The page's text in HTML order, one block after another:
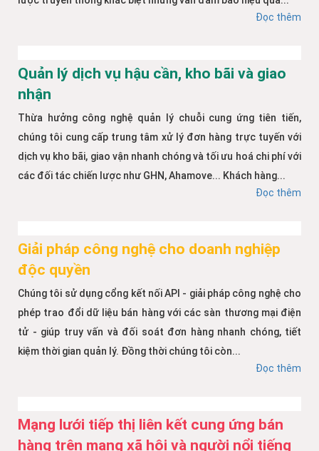
Đọc thêm
Quản lý dịch vụ hậu cần, kho bãi và giao
nhận
Thừa hưởng công nghệ quản lý chuỗi cung ứng tiên tiến,
chúng tôi cung cấp trung tâm xử lý đơn hàng trực tuyến với
dịch vụ kho bãi, giao vận nhanh chóng và tối ưu hoá chi phí với
các đối tác chiến lược như GHN, Ahamove... Khách hàng...
Đọc thêm
Giải pháp công nghệ cho doanh nghiệp
độc quyền
Chúng tôi sử dụng cổng kết nối API - giải pháp công nghệ cho
phép trao đổi dữ liệu bán hàng với các sàn thương mại điện
tử - giúp truy vấn và đối soát đơn hàng nhanh chóng, tiết
kiệm thời gian quản lý. Đồng thời chúng tôi còn...
Đọc thêm
Mạng lưới tiếp thị liên kết cung ứng bán
hàng trên mạng xã hội và người nổi tiếng